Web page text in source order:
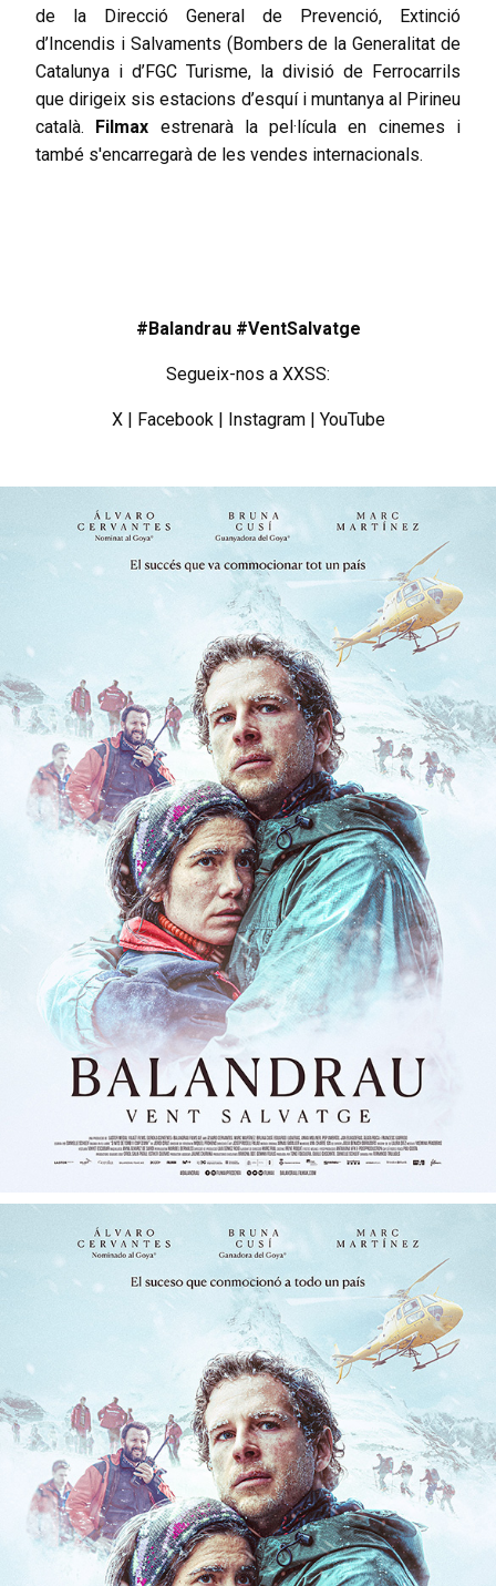
de la Direcció General de Prevenció, Extinció
d’Incendis i Salvaments (Bombers de la Generalitat de
Catalunya i d’FGC Turisme, la divisió de Ferrocarrils
que dirigeix sis estacions d’esquí i muntanya al Pirineu
català. Filmax estrenarà la pel·lícula en cinemes i
també s'encarregarà de les vendes internacionals.
#Balandrau #VentSalvatge
Segueix-nos a XXSS:
X| Facebook| Instagram| YouTube